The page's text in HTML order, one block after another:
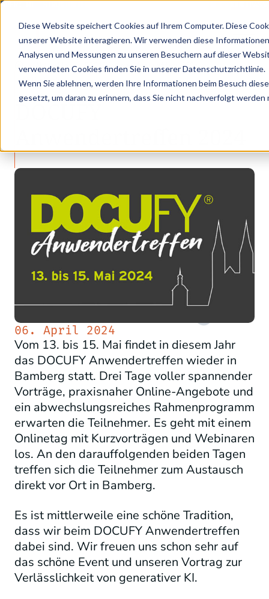
Diese Website speichert Cookies auf Ihrem Computer. Diese
unserer Website interagieren. Wir verwenden diese
Analysen und Messungen zu unseren Besuchern auf dieser
verwendeten Cookies finden Sie in unserer Datenschutzrichtlinie.
Wenn Sie ablehnen, werden Ihre Informationen beim Besuch
gesetzt, um daran zu erinnern, dass Sie nicht nachverfolgt werden
MIT STRUKTURIERTEN PRODUKTDATEN ZUM DIGITALEN
Aktuelles•
DOCUFY Anwendertreffen 2024
AKTUELLES
DOCUFY
06. April 2024
Vom 13. bis 15. Mai findet in diesem Jahr
das DOCUFY Anwendertreffen wieder in
Bamberg statt. Drei Tage voller spannender
Vorträge, praxisnaher Online-Angebote und
ein abwechslungsreiches Rahmenprogramm
erwarten die Teilnehmer. Es geht mit einem
Onlinetag mit Kurzvorträgen und Webinaren
los. An den darauffolgenden beiden Tagen
treffen sich die Teilnehmer zum Austausch
direkt vor Ort in Bamberg.
Es ist mittlerweile eine schöne Tradition,
dass wir beim DOCUFY Anwendertreffen
dabei sind. Wir freuen uns schon sehr auf
das schöne Event und unseren Vortrag zur
Verlässlichkeit von generativer KI.